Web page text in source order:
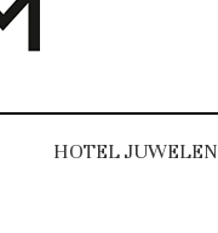
HOTEL JUWELEN